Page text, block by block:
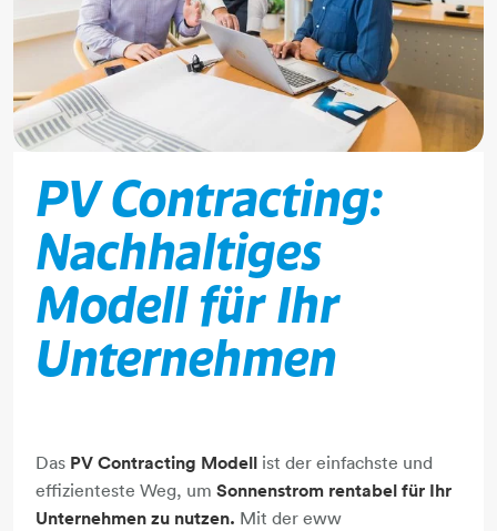
PV Contracting:
Nachhaltiges
Modell für Ihr
Unternehmen
Das PV Contracting Modell ist der einfachste und
effizienteste Weg, um Sonnenstrom rentabel für Ihr
Unternehmen zu nutzen. Mit der eww